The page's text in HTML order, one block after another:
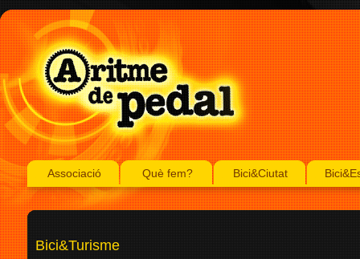
Associació Què fem? Bici&Ciutat
Bici&Turisme